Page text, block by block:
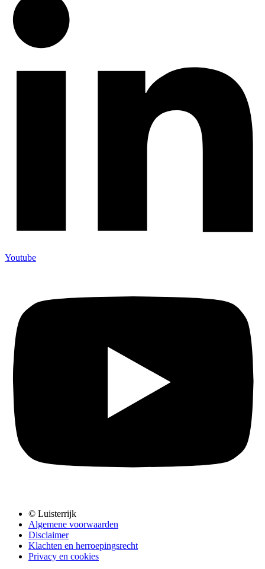
Youtube
© Luisterrijk
Algemene voorwaarden
Disclaimer
Klachten en herroepingsrecht
Privacy en cookies